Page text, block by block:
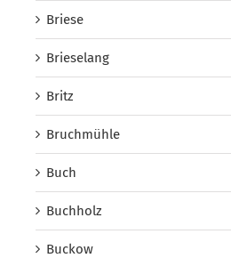
Briese
Brieselang
Britz
Bruchmühle
Buch
Buchholz
Buckow